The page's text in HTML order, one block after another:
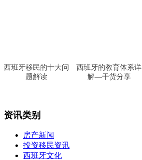
西班牙移民的十大问
题解读
西班牙的教育体系详
解—干货分享
资讯类别
房产新闻
投资移民资讯
西班牙文化